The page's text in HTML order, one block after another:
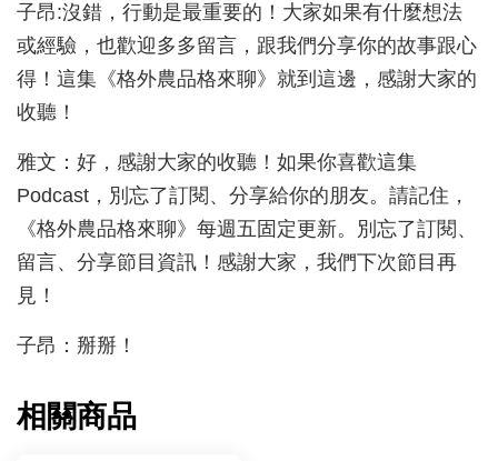
子昂:沒錯，行動是最重要的！大家如果有什麼想法
或經驗，也歡迎多多留言，跟我們分享你的故事跟心
得！這集《格外農品格來聊》就到這邊，感謝大家的
收聽！
雅文：好，感謝大家的收聽！如果你喜歡這集
Podcast，別忘了訂閱、分享給你的朋友。請記住，
《格外農品格來聊》每週五固定更新。別忘了訂閱、
留言、分享節目資訊！感謝大家，我們下次節目再
見！
子昂：掰掰！
相關商品